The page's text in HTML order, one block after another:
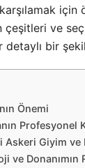
için
çeşitleri ve
bir
Önemi
Profesyonel
Askeri Giyim ve
ve Donanımın